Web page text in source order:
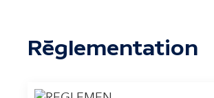
Règlementation